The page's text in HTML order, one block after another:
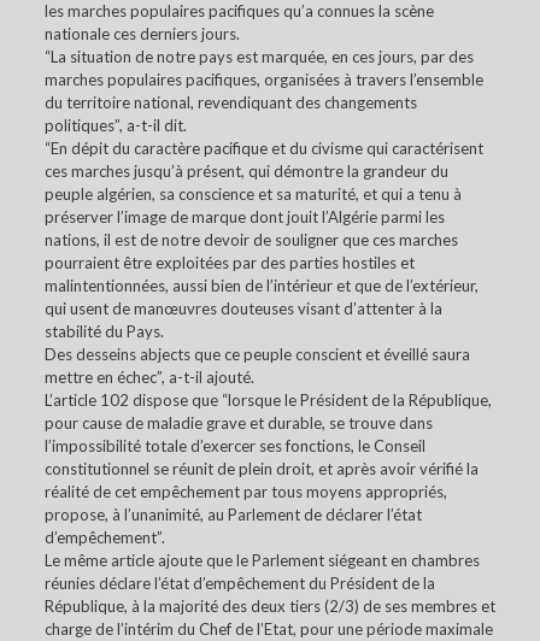
les marches populaires pacifiques qu’a connues la scène
nationale ces derniers jours.
“La situation de notre pays est marquée, en ces jours, par des
marches populaires pacifiques, organisées à travers l’ensemble
du territoire national, revendiquant des changements
politiques”, a-t-il dit.
“En dépit du caractère pacifique et du civisme qui caractérisent
ces marches jusqu’à présent, qui démontre la grandeur du
peuple algérien, sa conscience et sa maturité, et qui a tenu à
préserver l’image de marque dont jouit l’Algérie parmi les
nations, il est de notre devoir de souligner que ces marches
pourraient être exploitées par des parties hostiles et
malintentionnées, aussi bien de l’intérieur et que de l’extérieur,
qui usent de manœuvres douteuses visant d’attenter à la
stabilité du Pays.
Des desseins abjects que ce peuple conscient et éveillé saura
mettre en échec”, a-t-il ajouté.
L’article 102 dispose que “lorsque le Président de la République,
pour cause de maladie grave et durable, se trouve dans
l’impossibilité totale d’exercer ses fonctions, le Conseil
constitutionnel se réunit de plein droit, et après avoir vérifié la
réalité de cet empêchement par tous moyens appropriés,
propose, à l’unanimité, au Parlement de déclarer l’état
d’empêchement”.
Le même article ajoute que le Parlement siégeant en chambres
réunies déclare l’état d’empêchement du Président de la
République, à la majorité des deux tiers (2/3) de ses membres et
charge de l’intérim du Chef de l’Etat, pour une période maximale